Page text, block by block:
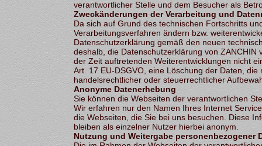
verantwortlicher Stelle und dem Besucher als
Zweckänderungen der Verarbeitung und
Da sich auf Grund des technischen Fortschritts
Verarbeitungsverfahren ändern bzw.
Datenschutzerklärung gemäß den neuen
deshalb, die Datenschutzerklärung von
der Zeit auftretenden Weiterentwicklungen nicht
Art. 17 EU-DSGVO, eine Löschung der Daten,
handelsrechtlicher oder steuerrechtlicher
Anonyme Datenerhebung
Sie können die Webseiten der verantwortlichen
Wir erfahren nur den Namen Ihres Internet
die Webseiten, die Sie bei uns besuchen. Diese
bleiben als einzelner Nutzer hierbei anonym.
Nutzung und Weitergabe personenbezogener